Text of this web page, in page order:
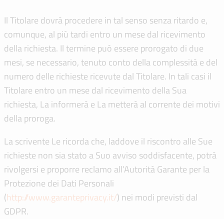
Il Titolare dovrà procedere in tal senso senza ritardo e,
comunque, al più tardi entro un mese dal ricevimento
della richiesta. Il termine può essere prorogato di due
mesi, se necessario, tenuto conto della complessità e del
numero delle richieste ricevute dal Titolare. In tali casi il
Titolare entro un mese dal ricevimento della Sua
richiesta, La informerà e La metterà al corrente dei motivi
della proroga.
La scrivente Le ricorda che, laddove il riscontro alle Sue
richieste non sia stato a Suo avviso soddisfacente, potrà
rivolgersi e proporre reclamo all’Autorità Garante per la
Protezione dei Dati Personali
(http://www.garanteprivacy.it/) nei modi previsti dal
GDPR.